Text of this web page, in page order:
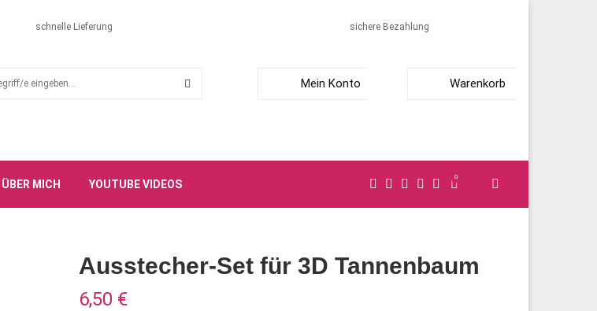
schnelle Lieferung sichere Bezahlung
R
H
Mein Konto Warenkorb
ÜBER MICH YOUTUBE VIDEOS
0
Ausstecher-Set für 3D Tannenbaum
6,50 €